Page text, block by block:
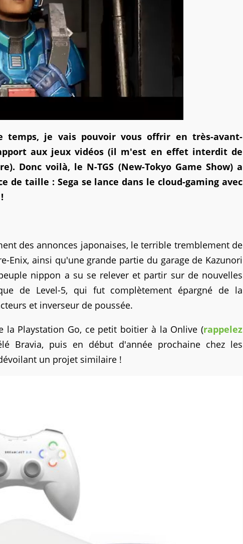
temps, je vais pouvoir vous offrir en très-avant-
aux jeux vidéos (il m'est en effet interdit de
Donc voilà, le N-TGS (New-Tokyo Game Show) a
de taille : Sega se lance dans le cloud-gaming avec
des annonces japonaises, le terrible tremblement de
Enix, ainsi qu'une grande partie du garage de Kazunori
nippon a su se relever et partir sur de nouvelles
de Level-5, qui fut complètement épargné de la
et inverseur de poussée.
la Playstation Go, ce petit boitier à la Onlive (rappelez
Bravia, puis en début d'année prochaine chez les
un projet similaire !